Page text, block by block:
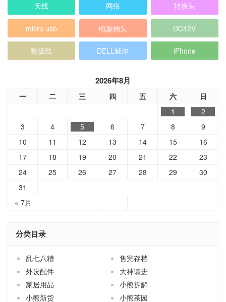
天线 网络 转换头
micro usb 电源插头 DC12V
数据线 DELL戴尔 iPhone
2026年8月
一 二 三 四 五 六 日
« 7月
1
2
3
4 5 6 7 8
9
10
11 12 13 14 15
16
17
18 19 20 21 22
23
24
25 26 27 28 29
30
31
分类目录
乱七八糟
售完存档
外设配件
大神请进
家居用品
小熊拆解
小熊新货
小熊茶园